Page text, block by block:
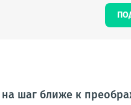
на шаг ближе к